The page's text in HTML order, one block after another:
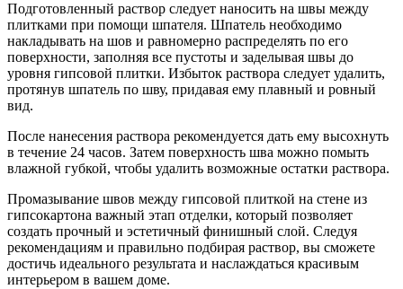
Подготовленный раствор следует наносить на швы между
плитками при помощи шпателя. Шпатель необходимо
накладывать на шов и равномерно распределять по его
поверхности, заполняя все пустоты и заделывая швы до
уровня гипсовой плитки. Избыток раствора следует удалить,
протянув шпатель по шву, придавая ему плавный и ровный
вид.
После нанесения раствора рекомендуется дать ему высохнуть
в течение 24 часов. Затем поверхность шва можно помыть
влажной губкой, чтобы удалить возможные остатки раствора.
Промазывание швов между гипсовой плиткой на стене из
гипсокартона важный этап отделки, который позволяет
создать прочный и эстетичный финишный слой. Следуя
рекомендациям и правильно подбирая раствор, вы сможете
достичь идеального результата и наслаждаться красивым
интерьером в вашем доме.